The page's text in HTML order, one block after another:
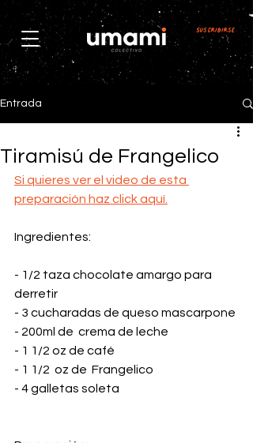
Suscribirse
Entrada
Tiramisú de Frangelico
Si quieres ver el video de esta
preparación haz click aquí.
Ingredientes:
- 1/2 taza chocolate amargo para
derretir
- 3 cucharadas de queso mascarpone
- 200ml de  crema de leche
- 1 1/2 oz de café
- 1 1/2  oz de  Frangelico
- 4 galletas soleta